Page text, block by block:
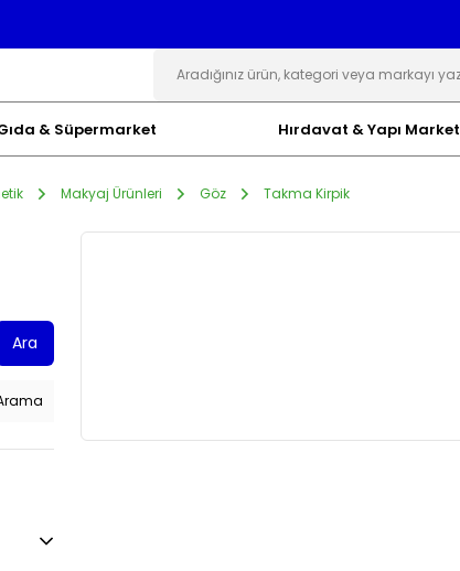
& Süpermarket Hırdavat & Yapı Market
Makyaj Ürünleri Göz Takma Kirpik
Ara